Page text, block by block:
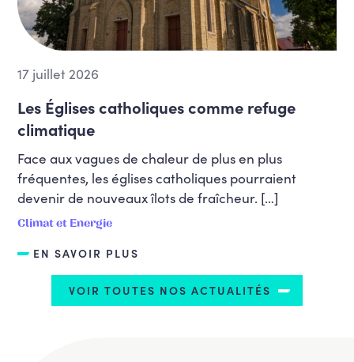
17 juillet 2026
Les Églises catholiques comme refuge
climatique
Face aux vagues de chaleur de plus en plus
fréquentes, les églises catholiques pourraient
devenir de nouveaux îlots de fraîcheur. […]
Climat et Energie
EN SAVOIR PLUS
VOIR TOUTES NOS ACTUALITÉS